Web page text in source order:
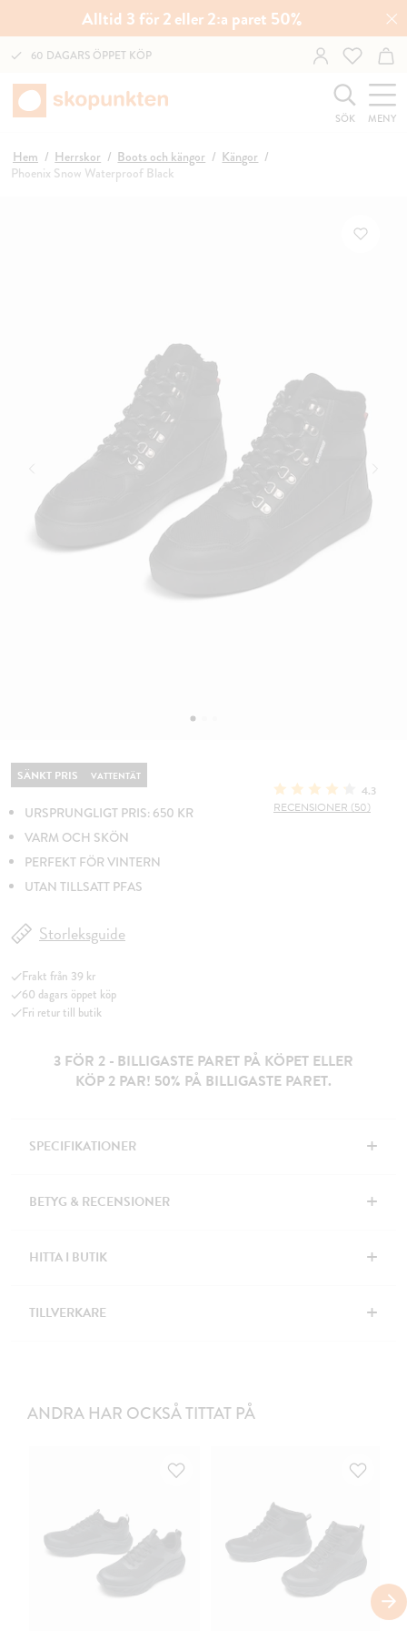
Alltid 3 för 2 eller 2:a paret 50%
60 DAGARS ÖPPET KÖP
SÖK MENY
Hem Herrskor Boots och kängor
Kängor
Phoenix Snow Waterproof Black
SÄNKT PRIS VATTENTÄT
URSPRUNGLIGT PRIS: 650 KR
VARM OCH SKÖN
PERFEKT FÖR VINTERN
UTAN TILLSATT PFAS
4.3
RECENSIONER (50)
Storleksguide
Frakt från 39 kr
60 dagars öppet köp
Fri retur till butik
3 FÖR 2 - BILLIGASTE PARET PÅ KÖPET ELLER
KÖP 2 PAR! 50% PÅ BILLIGASTE PARET.
SPECIFIKATIONER +
BETYG & RECENSIONER +
HITTA I BUTIK +
TILLVERKARE +
ANDRA HAR OCKSÅ TITTAT PÅ